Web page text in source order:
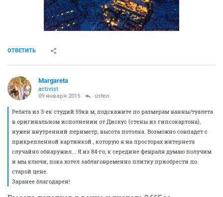
ОТВЕТИТЬ
Margareta
activist
09 января 2015 usten
Ребята из 3-ек студий 59кв.м, подскажите по размерам ванны/туалета
в оригинальном исполнении от Дискус (стены из гипсокартона),
нужен внутренний периметр, высота потолка. Возможно совпадет с
прикрепленной картинкой., которую я на просторах интернета
случайно обнаружил... Я из 84-го, к середине февраля думаю получим
и мы ключи, пока хотел заблаговременно плитку приобрести по
старой цене.
Заранее благодарен!